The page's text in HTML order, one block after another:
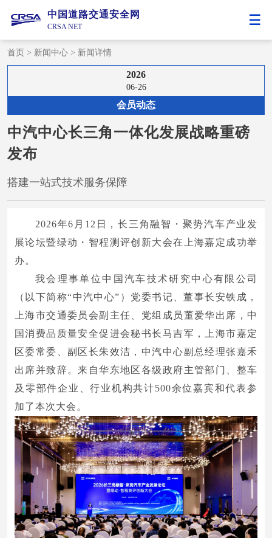
中国道路交通安全网
CRSA NET
首页 > 新闻中心 > 新闻详情
2026
06-26
会员动态
中汽中心长三角一体化发展战略重磅
发布
搭建一站式技术服务保障
2026年6月12日，长三角融智・聚势汽车产业发
展论坛暨绿动・智程测评创新大会在上海嘉定成功举
办。
我会理事单位中国汽车技术研究中心有限公司
（以下简称“中汽中心”）党委书记、董事长安铁成，
上海市交通委员会副主任、党组成员董爱华出席，中
国消费品质量安全促进会秘书长马吉军，上海市嘉定
区委常委、副区长朱效洁，中汽中心副总经理张嘉禾
出席并致辞。来自华东地区各级政府主管部门、整车
及零部件企业、行业机构共计500余位嘉宾和代表参
加了本次大会。